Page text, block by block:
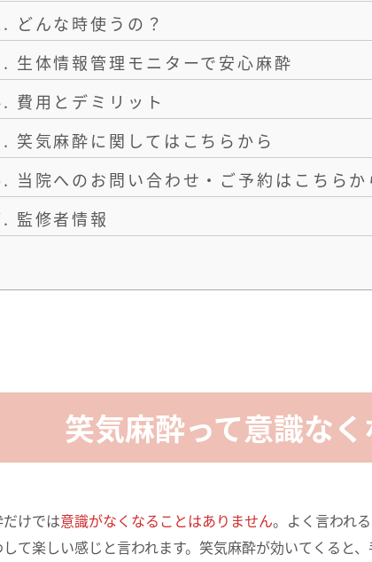
どんな時使うの？
生体情報管理モニターで安心麻酔
費用とデミリット
笑気麻酔に関してはこちらから
当院へのお問い合わせ・ご予約はこちらか
監修者情報
笑気麻酔って意識なく
けでは意識がなくなることはありません。よく言われ
て楽しい感じと言われます。笑気麻酔が効いてくると